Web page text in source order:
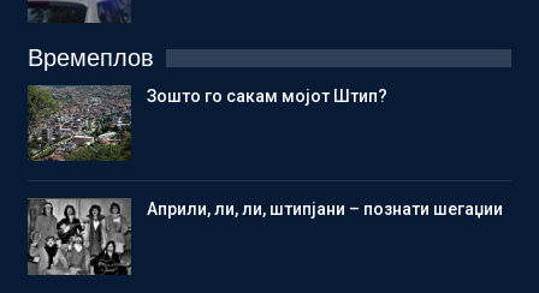
Времеплов
Зошто го сакам мојот Штип?
Aприли, ли, ли, штипјани – познати шегаџии